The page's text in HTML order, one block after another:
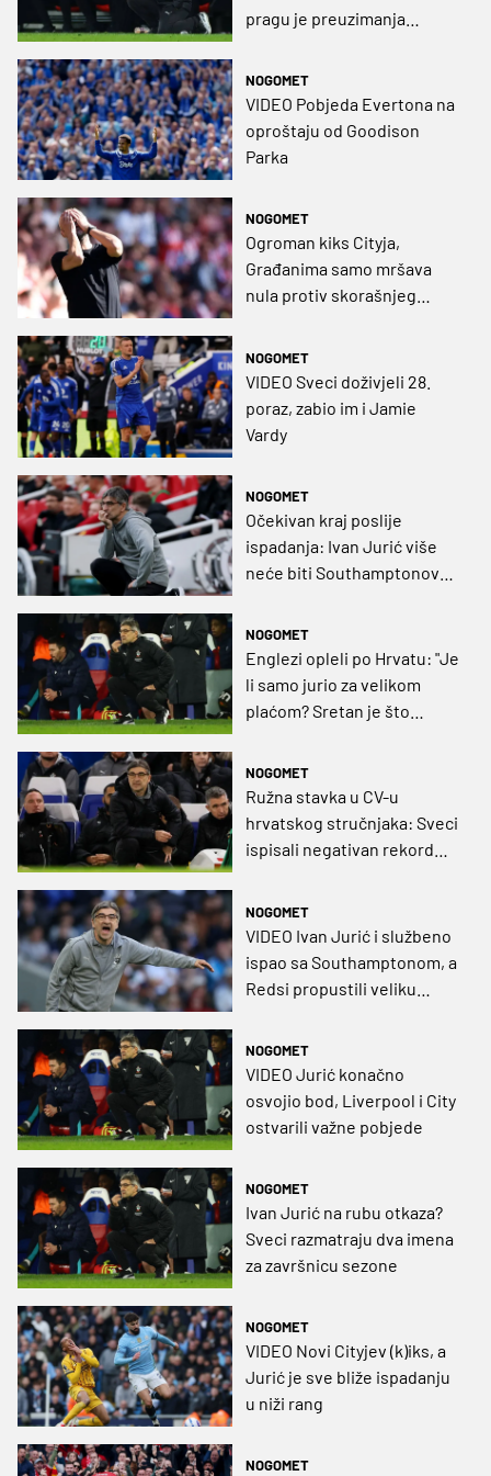
pragu je preuzimanja
NOGOMET
VIDEO Pobjeda Evertona na
oproštaju od Goodison
Parka
NOGOMET
Ogroman kiks Cityja,
Građanima samo mršava
nula protiv skorašnjeg
NOGOMET
VIDEO Sveci doživjeli 28.
poraz, zabio im i Jamie
Vardy
NOGOMET
Očekivan kraj poslije
ispadanja: Ivan Jurić više
neće biti Southamptonov
NOGOMET
Englezi opleli po Hrvatu: "Je
li samo jurio za velikom
plaćom? Sretan je što
NOGOMET
Ružna stavka u CV-u
hrvatskog stručnjaka: Sveci
ispisali negativan rekord
NOGOMET
VIDEO Ivan Jurić i službeno
ispao sa Southamptonom, a
Redsi propustili veliku
NOGOMET
VIDEO Jurić konačno
osvojio bod, Liverpool i City
ostvarili važne pobjede
NOGOMET
Ivan Jurić na rubu otkaza?
Sveci razmatraju dva imena
za završnicu sezone
NOGOMET
VIDEO Novi Cityjev (k)iks, a
Jurić je sve bliže ispadanju
u niži rang
NOGOMET